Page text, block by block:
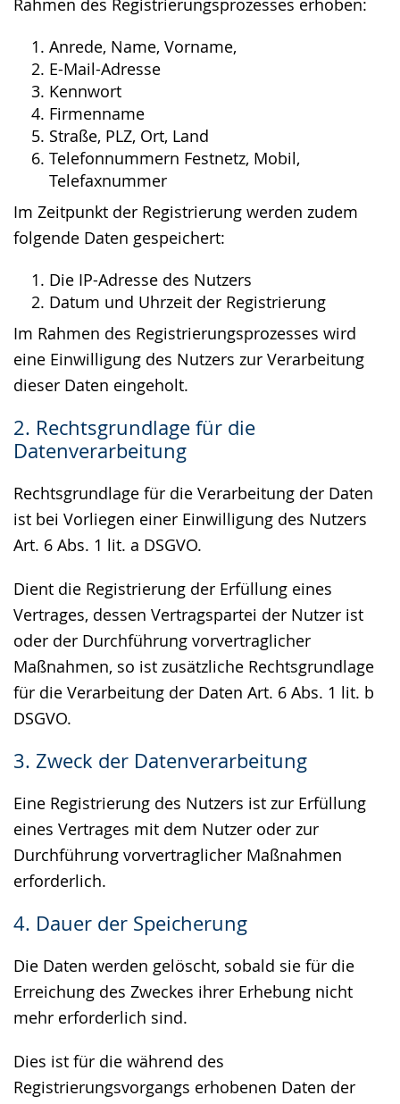
Rahmen des Registrierungsprozesses erhoben:
Anrede, Name, Vorname,
E-Mail-Adresse
Kennwort
Firmenname
Straße, PLZ, Ort, Land
Telefonnummern Festnetz, Mobil,
Telefaxnummer
Im Zeitpunkt der Registrierung werden zudem
folgende Daten gespeichert:
Die IP-Adresse des Nutzers
Datum und Uhrzeit der Registrierung
Im Rahmen des Registrierungsprozesses wird
eine Einwilligung des Nutzers zur Verarbeitung
dieser Daten eingeholt.
2. Rechtsgrundlage für die
Datenverarbeitung
Rechtsgrundlage für die Verarbeitung der Daten
ist bei Vorliegen einer Einwilligung des Nutzers
Art. 6 Abs. 1 lit. a DSGVO.
Dient die Registrierung der Erfüllung eines
Vertrages, dessen Vertragspartei der Nutzer ist
oder der Durchführung vorvertraglicher
Maßnahmen, so ist zusätzliche Rechtsgrundlage
für die Verarbeitung der Daten Art. 6 Abs. 1 lit. b
DSGVO.
3. Zweck der Datenverarbeitung
Eine Registrierung des Nutzers ist zur Erfüllung
eines Vertrages mit dem Nutzer oder zur
Durchführung vorvertraglicher Maßnahmen
erforderlich.
4. Dauer der Speicherung
Die Daten werden gelöscht, sobald sie für die
Erreichung des Zweckes ihrer Erhebung nicht
mehr erforderlich sind.
Dies ist für die während des
Registrierungsvorgangs erhobenen Daten der